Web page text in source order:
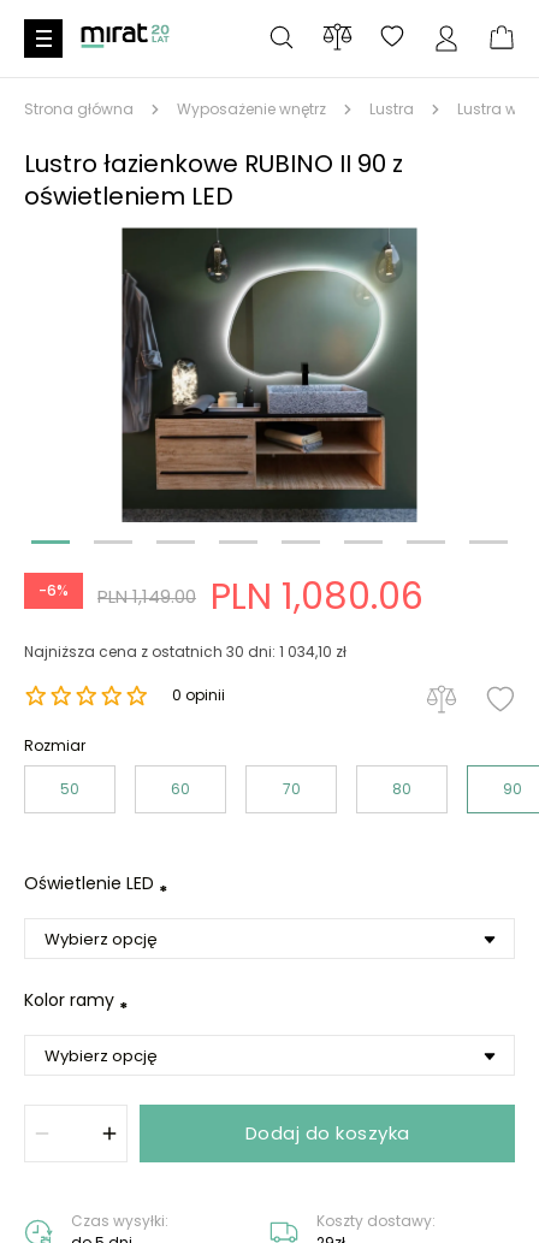
Strona główna Wyposażenie wnętrz Lustra Lustra w
Lustro łazienkowe RUBINO II 90 z
oświetleniem LED
-6% PLN 1,149.00 PLN 1,080.06
Najniższa cena z ostatnich 30 dni: 1 034,10 zł
0 opinii
Rozmiar
50 60 70 80 90
Oświetlenie LED *
Kolor ramy *
Dodaj do koszyka
Czas wysyłki:
Koszty dostawy: